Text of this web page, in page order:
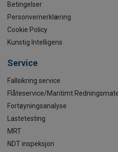
Betingelser
Personvernerklæring
Cookie Policy
Kunstig Intelligens
Service
Fallsikring service
Flåteservice/Maritimt
Fortøyningsanalyse
Lastetesting
MRT
NDT inspeksjon